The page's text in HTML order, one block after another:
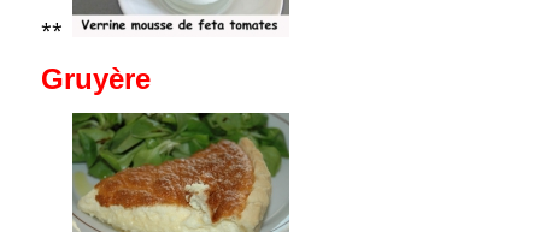
**
Gruyère